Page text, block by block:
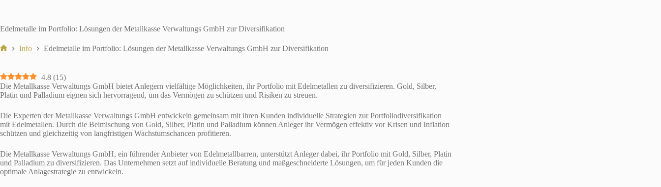
Edelmetalle im Portfolio: Lösungen der Metallkasse Verwaltungs GmbH zur Diversifikation
Info Edelmetalle im Portfolio: Lösungen der Metallkasse Verwaltungs GmbH zur Diversifikation
4.8 (15)
Die Metallkasse Verwaltungs GmbH bietet Anlegern vielfältige Möglichkeiten, ihr Portfolio mit Edelmetallen zu diversifizieren. Gold, Silber,
Platin und Palladium eignen sich hervorragend, um das Vermögen zu schützen und Risiken zu streuen.
Die Experten der Metallkasse Verwaltungs GmbH entwickeln gemeinsam mit ihren Kunden individuelle Strategien zur Portfoliodiversifikation
mit Edelmetallen. Durch die Beimischung von Gold, Silber, Platin und Palladium können Anleger ihr Vermögen effektiv vor Krisen und Inflation
schützen und gleichzeitig von langfristigen Wachstumschancen profitieren.
Die Metallkasse Verwaltungs GmbH, ein führender Anbieter von Edelmetallbarren, unterstützt Anleger dabei, ihr Portfolio mit Gold, Silber, Platin
und Palladium zu diversifizieren. Das Unternehmen setzt auf individuelle Beratung und maßgeschneiderte Lösungen, um für jeden Kunden die
optimale Anlagestrategie zu entwickeln.